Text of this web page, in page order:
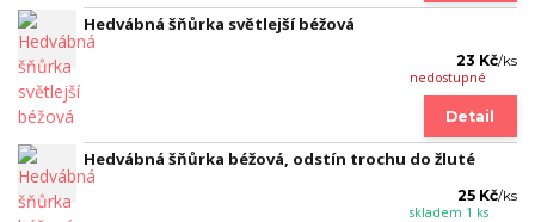
Hedvábná šňůrka světlejší béžová
23 Kč/ks
nedostupné
Detail
Hedvábná šňůrka béžová, odstín trochu do žluté
25 Kč/ks
skladem 1 ks